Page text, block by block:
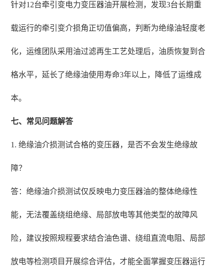
针对12台牵引变电力变压器油开展检测，发现3台长期重
载运行的牵引变介损角正切值偏高，判断为绝缘油轻度老
化，运维团队采用油过滤再生工艺处理后，油质恢复到合
格水平，延长了绝缘油使用寿命3年以上，降低了运维成
本。
七、常见问题解答
1. 绝缘油介损测试合格的变压器，是否不会发生绝缘故
障？
答：绝缘油介损测试仅反映电力变压器油的整体绝缘性
能，无法覆盖绕组绝缘、局部放电等其他类型的故障风
险，建议按照规程要求结合油色谱、绕组直流电阻、局部
放电等检测项目开展综合评估，才能全面掌握变压器运行